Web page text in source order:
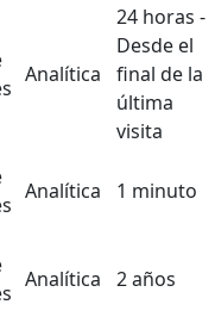
Analítica
24 horas -
Desde el
final de la
última
visita
Analítica 1 minuto
Analítica 2 años